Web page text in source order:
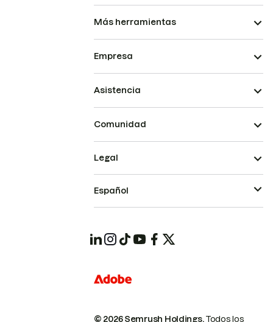
Más herramientas
Empresa
Asistencia
Comunidad
© 2026 Semrush Holdings.Todos los
Legal
Español